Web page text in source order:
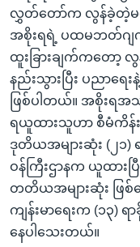
လွှတ်တော်က လွန်ခဲ့တဲ့မ
အစိုးရရဲ့ ပထမဘတ်ဂျ
ထူးခြားချက်ကတေ
နည်းသွားပြီး ပညာရေ
ဖြစ်ပါတယ်။ အစိုးရအ
ရယူထားသူဟာ စီမံကိန်းနဲ့
ဒုတိယအများဆုံး (၂၁)
ဝန်ကြီးဌာနက ယူထားပ
တတိယအများဆုံး ဖြစ်န
ကျန်းမာရေးက (၁၃)
နေပါသေးတယ်။